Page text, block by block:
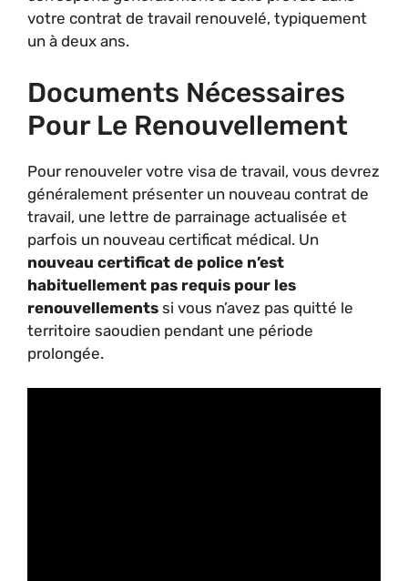
votre contrat de travail renouvelé, typiquement
un à deux ans.
Documents Nécessaires
Pour Le Renouvellement
Pour renouveler votre visa de travail, vous devrez
généralement présenter un nouveau contrat de
travail, une lettre de parrainage actualisée et
parfois un nouveau certificat médical. Un
nouveau certificat de police n’est
habituellement pas requis pour les
renouvellements si vous n’avez pas quitté le
territoire saoudien pendant une période
prolongée.